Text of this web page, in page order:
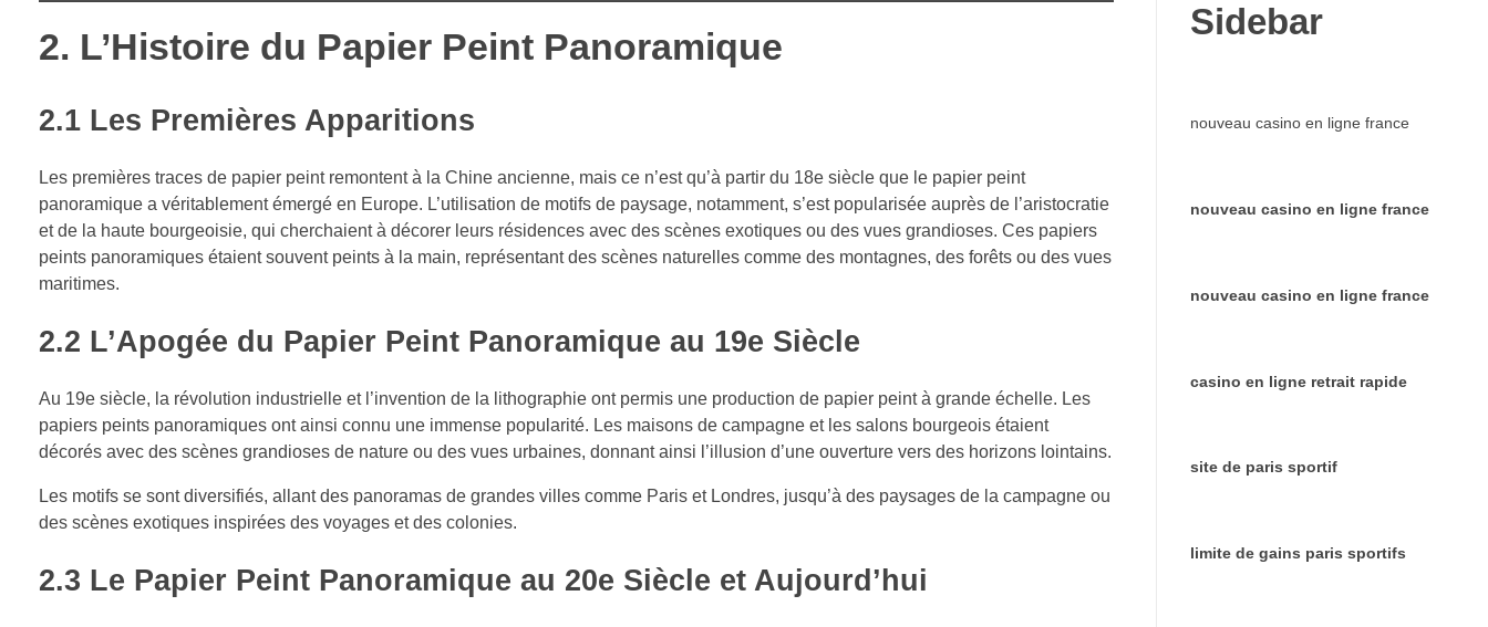
2. L’Histoire du Papier Peint Panoramique
2.1 Les Premières Apparitions
Les premières traces de papier peint remontent à la Chine ancienne, mais ce n’est qu’à partir du 18e siècle que le papier peint
panoramique a véritablement émergé en Europe. L’utilisation de motifs de paysage, notamment, s’est popularisée auprès de l’aristocratie
et de la haute bourgeoisie, qui cherchaient à décorer leurs résidences avec des scènes exotiques ou des vues grandioses. Ces papiers
peints panoramiques étaient souvent peints à la main, représentant des scènes naturelles comme des montagnes, des forêts ou des vues
maritimes.
2.2 L’Apogée du Papier Peint Panoramique au 19e Siècle
Au 19e siècle, la révolution industrielle et l’invention de la lithographie ont permis une production de papier peint à grande échelle. Les
papiers peints panoramiques ont ainsi connu une immense popularité. Les maisons de campagne et les salons bourgeois étaient
décorés avec des scènes grandioses de nature ou des vues urbaines, donnant ainsi l’illusion d’une ouverture vers des horizons lointains.
Les motifs se sont diversifiés, allant des panoramas de grandes villes comme Paris et Londres, jusqu’à des paysages de la campagne ou
des scènes exotiques inspirées des voyages et des colonies.
2.3 Le Papier Peint Panoramique au 20e Siècle et Aujourd’hui
Sidebar
nouveau casino en ligne france
nouveau casino en ligne france
nouveau casino en ligne france
casino en ligne retrait rapide
site de paris sportif
limite de gains paris sportifs